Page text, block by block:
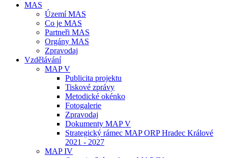
MAS
Území MAS
Co je MAS
Partneři MAS
Orgány MAS
Zpravodaj
Vzdělávání
MAP V
Publicita projektu
Tiskové zprávy
Metodické okénko
Fotogalerie
Zpravodaj
Dokumenty MAP V
Strategický rámec MAP ORP Hradec Králové
2021 - 2027
MAP IV